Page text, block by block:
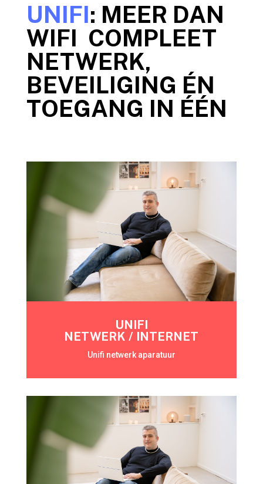
UNIFI: MEER DAN
WIFI COMPLEET
NETWERK,
BEVEILIGING ÉN
TOEGANG IN ÉÉN
UNIFI
NETWERK / INTERNET
Unifi netwerk aparatuur